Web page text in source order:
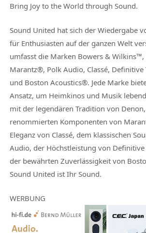
Bring Joy to the World through Sound.
Sound United hat sich der Wiedergabe
für Enthusiasten auf der ganzen Welt
umfasst die Marken Bowers &
Marantz®, Polk Audio, Classé, Definitive
und Boston Acoustics®. Jede Marke
Ansatz, um Heimkinos und Musik
mit der legendären Tradition von
renommierten Komponenten von
Eleganz von Classé, dem klassischen
Audio, der Höchstleistung von
der bewährten Zuverlässigkeit von
Sound United ist Ihr Sound.
WERBUNG